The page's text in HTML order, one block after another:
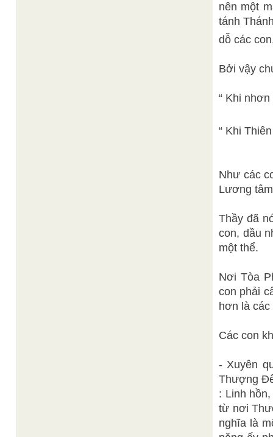
nên một
tánh
dỗ các
Bởi vậy
“ Khi
“ Khi
Như các
Lương
Thầy đã
con, dầu
một thể.
Nơi Tòa
con phải
hơn là
Các con
- Xuyên
Thượng
: Linh
từ nơi
nghĩa là